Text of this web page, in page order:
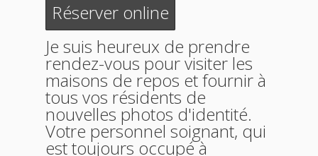
Réserver online
Je suis heureux de prendre
rendez-vous pour visiter les
maisons de repos et fournir à
tous vos résidents de
nouvelles photos d'identité.
Votre personnel soignant, qui
est toujours occupé à